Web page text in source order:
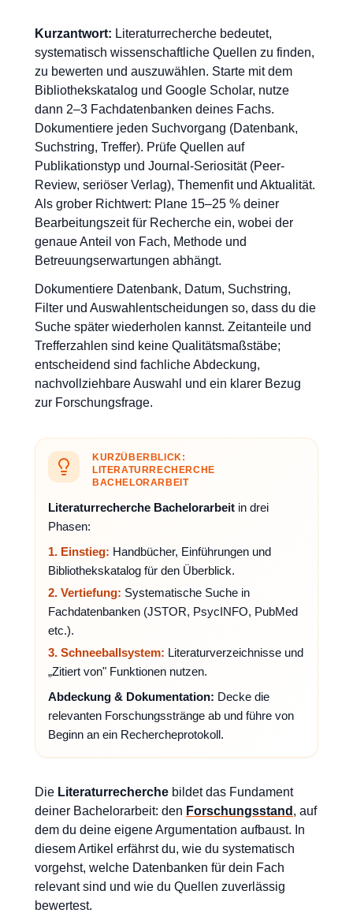
Kurzantwort: Literaturrecherche bedeutet,
systematisch wissenschaftliche Quellen zu finden,
zu bewerten und auszuwählen. Starte mit dem
Bibliothekskatalog und Google Scholar, nutze
dann 2–3 Fachdatenbanken deines Fachs.
Dokumentiere jeden Suchvorgang (Datenbank,
Suchstring, Treffer). Prüfe Quellen auf
Publikationstyp und Journal-Seriosität (Peer-
Review, seriöser Verlag), Themenfit und Aktualität.
Als grober Richtwert: Plane 15–25 % deiner
Bearbeitungszeit für Recherche ein, wobei der
genaue Anteil von Fach, Methode und
Betreuungserwartungen abhängt.
Dokumentiere Datenbank, Datum, Suchstring,
Filter und Auswahlentscheidungen so, dass du die
Suche später wiederholen kannst. Zeitanteile und
Trefferzahlen sind keine Qualitätsmaßstäbe;
entscheidend sind fachliche Abdeckung,
nachvollziehbare Auswahl und ein klarer Bezug
zur Forschungsfrage.
KURZÜBERBLICK:
LITERATURRECHERCHE
BACHELORARBEIT
Literaturrecherche Bachelorarbeit in drei
Phasen:
1. Einstieg: Handbücher, Einführungen und
Bibliothekskatalog für den Überblick.
2. Vertiefung: Systematische Suche in
Fachdatenbanken (JSTOR, PsycINFO, PubMed
etc.).
3. Schneeballsystem: Literaturverzeichnisse und
„Zitiert von" Funktionen nutzen.
Abdeckung & Dokumentation: Decke die
relevanten Forschungsstränge ab und führe von
Beginn an ein Rechercheprotokoll.
Die Literaturrecherche bildet das Fundament
deiner Bachelorarbeit: den Forschungsstand , auf
dem du deine eigene Argumentation aufbaust. In
diesem Artikel erfährst du, wie du systematisch
vorgehst, welche Datenbanken für dein Fach
relevant sind und wie du Quellen zuverlässig
bewertest.